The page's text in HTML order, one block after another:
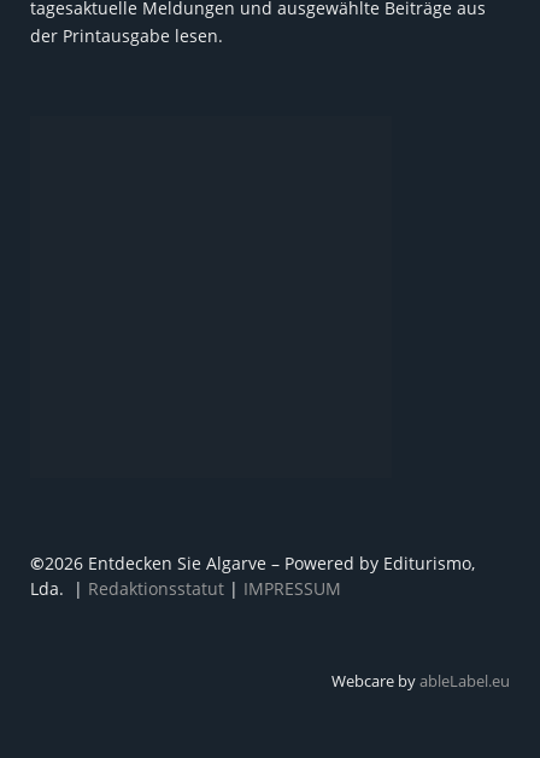
tagesaktuelle Meldungen und ausgewählte Beiträge aus
der Printausgabe lesen.
©2026 Entdecken Sie Algarve – Powered by Editurismo,
Lda. | Redaktionsstatut | IMPRESSUM
Webcare byableLabel.eu